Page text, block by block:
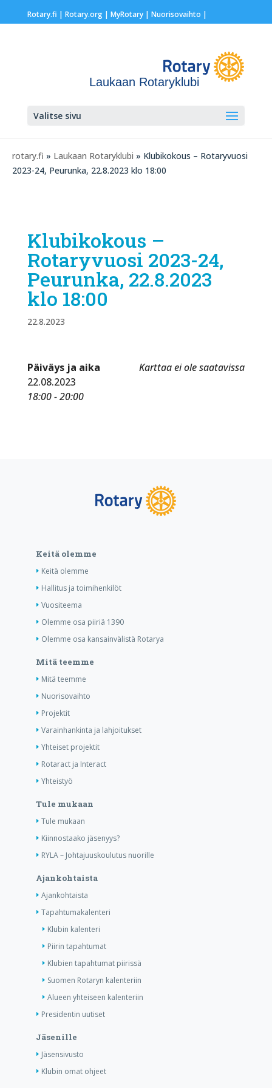
Rotary.fi | Rotary.org| MyRotary | Nuorisovaihto |
Laukaan Rotaryklubi
Valitse sivu
rotary.fi » Laukaan Rotaryklubi » Klubikokous – Rotaryvuosi
2023-24, Peurunka, 22.8.2023 klo 18:00
Klubikokous –
Rotaryvuosi 2023-24,
Peurunka, 22.8.2023
klo 18:00
22.8.2023
Karttaa ei ole saatavissa
Päiväys ja aika
22.08.2023
18:00 - 20:00
Keitä olemme
Keitä olemme
Hallitus ja toimihenkilöt
Vuositeema
Olemme osa piiriä 1390
Olemme osa kansainvälistä Rotarya
Mitä teemme
Mitä teemme
Nuorisovaihto
Projektit
Varainhankinta ja lahjoitukset
Yhteiset projektit
Rotaract ja Interact
Yhteistyö
Tule mukaan
Tule mukaan
Kiinnostaako jäsenyys?
RYLA – Johtajuuskoulutus nuorille
Ajankohtaista
Ajankohtaista
Tapahtumakalenteri
Klubin kalenteri
Piirin tapahtumat
Klubien tapahtumat piirissä
Suomen Rotaryn kalenteriin
Alueen yhteiseen kalenteriin
Presidentin uutiset
Jäsenille
Jäsensivusto
Klubin omat ohjeet